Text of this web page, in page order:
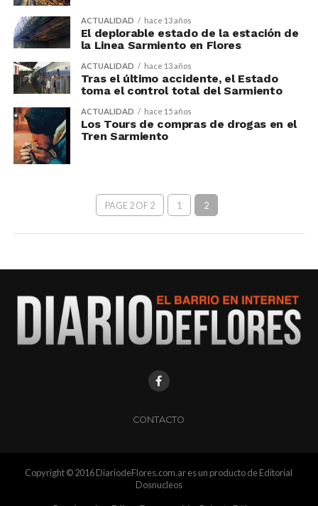
ACTUALIDAD hace 13 años
El deplorable estado de la estación de
la Linea Sarmiento en Flores
ACTUALIDAD hace 13 años
Tras el último accidente, el Estado
toma el control total del Sarmiento
ACTUALIDAD hace 15 años
Los Tours de compras de drogas en el
Tren Sarmiento
PAGE 2 OF 2 1 2
CONTACTO
Copyright © 2016 DiariodeFlores.com.ar es un producto de Editorial
Dosnucleos